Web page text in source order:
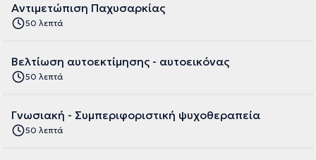
Αντιμετώπιση Παχυσαρκίας
50 λεπτά
Βελτίωση αυτοεκτίμησης - αυτοεικόνας
50 λεπτά
Γνωσιακή - Συμπεριφοριστική ψυχοθεραπεία
50 λεπτά